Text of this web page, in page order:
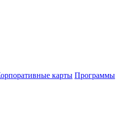
карты Программы